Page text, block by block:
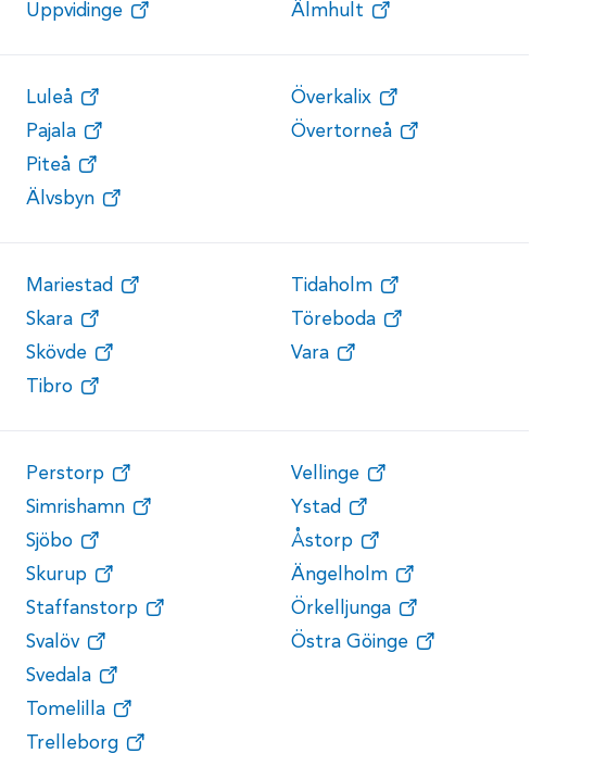
Uppvidinge
Älmhult
Luleå
Pajala
Piteå
Älvsbyn
Överkalix
Övertorneå
Mariestad
Skara
Skövde
Tibro
Tidaholm
Töreboda
Vara
Perstorp
Simrishamn
Sjöbo
Skurup
Staffanstorp
Svalöv
Svedala
Tomelilla
Trelleborg
Vellinge
Ystad
Åstorp
Ängelholm
Örkelljunga
Östra Göinge